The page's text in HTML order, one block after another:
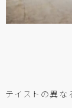
テイストの異